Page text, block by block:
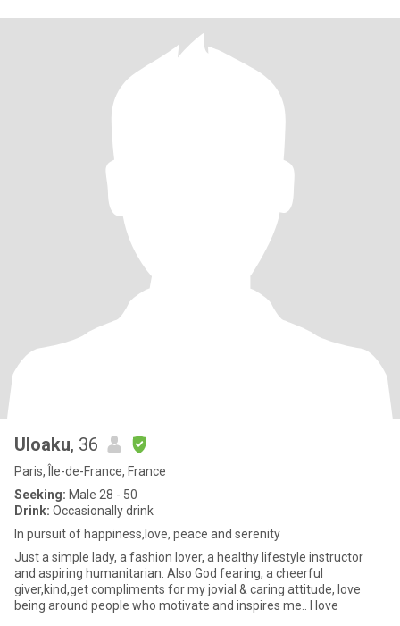
Uloaku, 36
Paris, Île-de-France, France
Seeking: Male 28 - 50
Drink: Occasionally drink
In pursuit of happiness,love, peace and serenity
Just a simple lady, a fashion lover, a healthy lifestyle instructor
and aspiring humanitarian. Also God fearing, a cheerful
giver,kind,get compliments for my jovial & caring attitude, love
being around people who motivate and inspires me.. I love